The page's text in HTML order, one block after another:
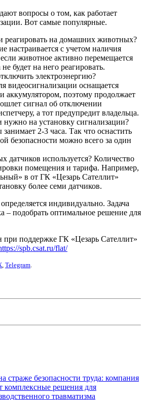
вопросы о том, как работает
Вот самые популярные.
реагировать на домашних животных?
настраивается с учетом наличия
животное активно перемещается
будет на него реагировать.
электроэнергию?
видеосигнализации оснащается
аккумулятором, поэтому продолжает
сигнал об отключении
а тот предупредит владельца.
нужно на установку сигнализации?
2-3 часа. Так что оснастить
безопасности можно всего за один
датчиков используется? Количество
помещения и тарифа. Например,
в от ГК «Цезарь Сателлит»
более семи датчиков.
индивидуально. Задача
– подобрать оптимальное решение для
при поддержке ГК «Цезарь Сателлит»
spb.csat.ru/flat/
Telegram